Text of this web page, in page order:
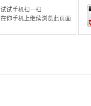
试试手机扫一扫
在你手机上继续浏览此页面